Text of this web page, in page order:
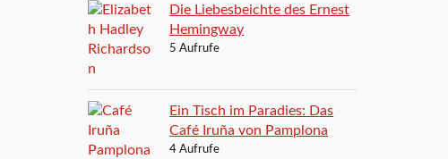
Die Liebesbeichte des Ernest
Hemingway
5 Aufrufe
Ein Tisch im Paradies: Das
Café Iruña von Pamplona
4 Aufrufe